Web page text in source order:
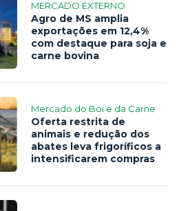
MERCADO EXTERNO
Agro de MS amplia
exportações em 12,4%
com destaque para soja e
carne bovina
Mercado do Boi e da Carne
Oferta restrita de
animais e redução dos
abates leva frigoríficos a
intensificarem compras